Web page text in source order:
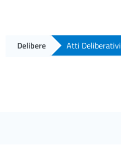
Delibere Atti Deliberativi